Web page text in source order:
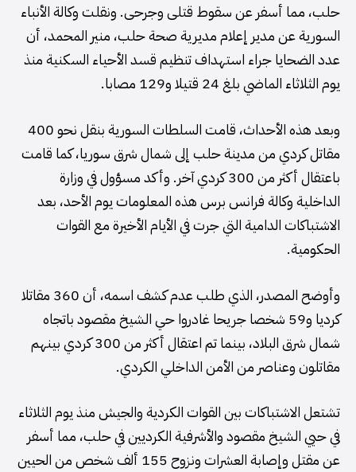
حلب، مما أسفر عن سقوط قتلى وجرحى. ونقلت وكالة الأنباء
السورية عن مدير إعلام مديرية صحة حلب، منير المحمد، أن
عدد الضحايا جراء استهداف تنظيم قسد الأحياء السكنية منذ
يوم الثلاثاء الماضي بلغ 24 قتيلا و129 مصابا.
وبعد هذه الأحداث، قامت السلطات السورية بنقل نحو 400
مقاتل كردي من مدينة حلب إلى شمال شرق سوريا، كما قامت
باعتقال أكثر من 300 كردي آخر. وأكد مسؤول في وزارة
الداخلية وكالة فرانس برس هذه المعلومات يوم الأحد، بعد
الاشتباكات الدامية التي جرت في الأيام الأخيرة مع القوات
الحكومية.
وأوضح المصدر، الذي طلب عدم كشف اسمه، أن 360 مقاتلا
كرديا و59 شخصا جريحا غادروا حي الشيخ مقصود باتجاه
شمال شرق البلاد، بينما تم اعتقال أكثر من 300 كردي بينهم
مقاتلون وعناصر من الأمن الداخلي الكردي.
تشتعل الاشتباكات بين القوات الكردية والجيش منذ يوم الثلاثاء
في حيي الشيخ مقصود والأشرفية الكرديين في حلب، مما أسفر
عن مقتل وإصابة العشرات ونزوح 155 ألف شخص من الحيين